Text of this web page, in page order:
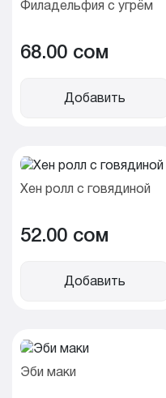
Филадельфия с угрём
68.00 cом
Добавить
Хен ролл с говядиной
52.00 cом
Добавить
Эби маки